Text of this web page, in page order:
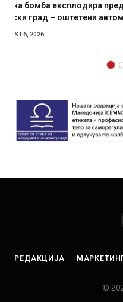
И Данска се
месечна воена
AUGUST 4, 2026
РЕДАКЦИЈА
©